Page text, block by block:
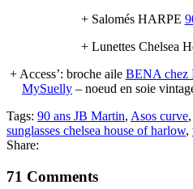
+ Salomés HARPE
+ Lunettes Chelsea
+ Access’: broche aile BENA
MySuelly – noeud en soie
Tags: 90 ans JB Martin, Asos curve,
sunglasses chelsea house of harlow,
Share:
71 Comments